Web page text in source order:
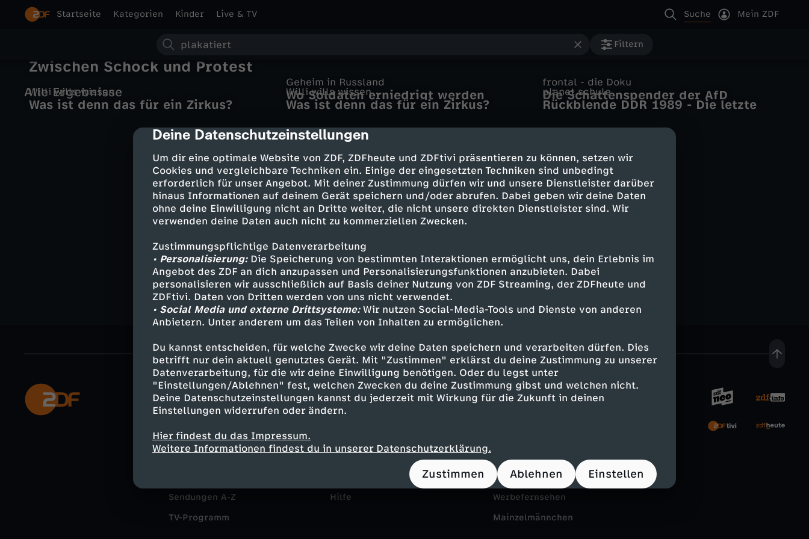
cmp-dialog-description
Deine Datenschutzeinstellungen
Um dir eine optimale Website von ZDF, ZDFheute und ZDFtivi präsentieren zu können, setzen wir
Cookies und vergleichbare Techniken ein. Einige der eingesetzten Techniken sind unbedingt
erforderlich für unser Angebot. Mit deiner Zustimmung dürfen wir und unsere Dienstleister darüber
hinaus Informationen auf deinem Gerät speichern und/oder abrufen. Dabei geben wir deine Daten
ohne deine Einwilligung nicht an Dritte weiter, die nicht unsere direkten Dienstleister sind. Wir
verwenden deine Daten auch nicht zu kommerziellen Zwecken.
Zustimmungspflichtige Datenverarbeitung
• Personalisierung:Die Speicherung von bestimmten Interaktionen ermöglicht uns, dein Erlebnis im
Angebot des ZDF an dich anzupassen und Personalisierungsfunktionen anzubieten. Dabei
personalisieren wir ausschließlich auf Basis deiner Nutzung von ZDF Streaming, der ZDFheute und
ZDFtivi. Daten von Dritten werden von uns nicht verwendet.
• Social Media und externe Drittsysteme:Wir nutzen Social-Media-Tools und Dienste von anderen
Anbietern. Unter anderem um das Teilen von Inhalten zu ermöglichen.
Du kannst entscheiden, für welche Zwecke wir deine Daten speichern und verarbeiten dürfen. Dies
betrifft nur dein aktuell genutztes Gerät. Mit "Zustimmen" erklärst du deine Zustimmung zu unserer
Datenverarbeitung, für die wir deine Einwilligung benötigen. Oder du legst unter
"Einstellungen/Ablehnen" fest, welchen Zwecken du deine Zustimmung gibst und welchen nicht.
Deine Datenschutzeinstellungen kannst du jederzeit mit Wirkung für die Zukunft in deinen
Einstellungen widerrufen oder ändern.
Hier findest du das Impressum.
Weitere Informationen findest du in unserer Datenschutzerklärung.
Zustimmen Ablehnen Einstellen
Startseite Kategorien Kinder Live & TV Suche Mein ZDF
u
c
Filtern
Alle Ergebnisse
Re: Iraner in Europa -
Zwischen Schock und Protest
Geheim in Russland
Wo Soldaten erniedrigt werden
frontal - die Doku
Die Schattenspender der AfD
Willi wills wissen
Was ist denn das für ein Zirkus?
Willi wills wissen
Was ist denn das für ein Zirkus?
planet schule
Rückblende DDR 1989 - Die letzte
Mehr ZDF
ZDF-Apps
Smart TV
ZDFtext
Sendungen A-Z
TV-Programm
Service
ZDFmitreden
Tickets
Zuschauerservice
Hilfe
Das ZDF
ZDF goes Schule
Werbefernsehen
Mainzelmännchen